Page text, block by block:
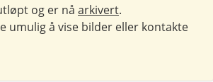
og er nå arkivert.
umulig å vise bilder eller kontakte